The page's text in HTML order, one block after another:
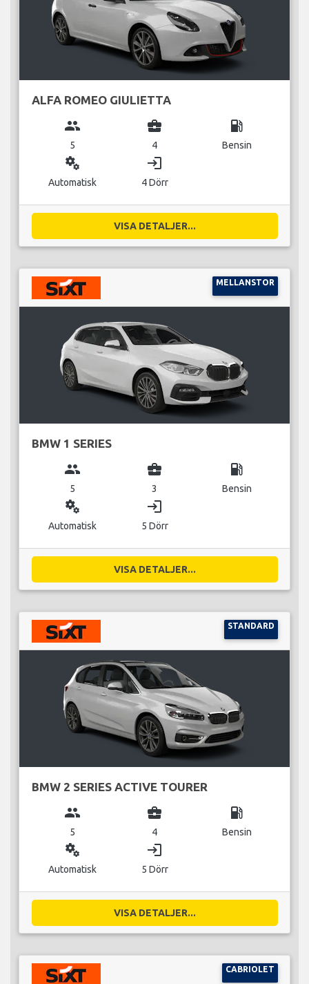
ALFA ROMEO GIULIETTA
group
5
business_center
4
local_gas_station
Bensin
miscellaneous_services
Automatisk
login
4 Dörr
VISA DETALJER...
MELLANSTOR
BMW 1 SERIES
group
5
business_center
3
local_gas_station
Bensin
miscellaneous_services
Automatisk
login
5 Dörr
VISA DETALJER...
STANDARD
BMW 2 SERIES ACTIVE TOURER
group
5
business_center
4
local_gas_station
Bensin
miscellaneous_services
Automatisk
login
5 Dörr
VISA DETALJER...
CABRIOLET